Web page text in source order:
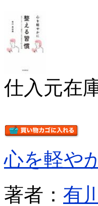
仕入元在
心を軽や
著者： 有